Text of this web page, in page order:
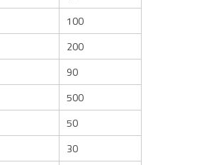
100
200
90
500
50
30